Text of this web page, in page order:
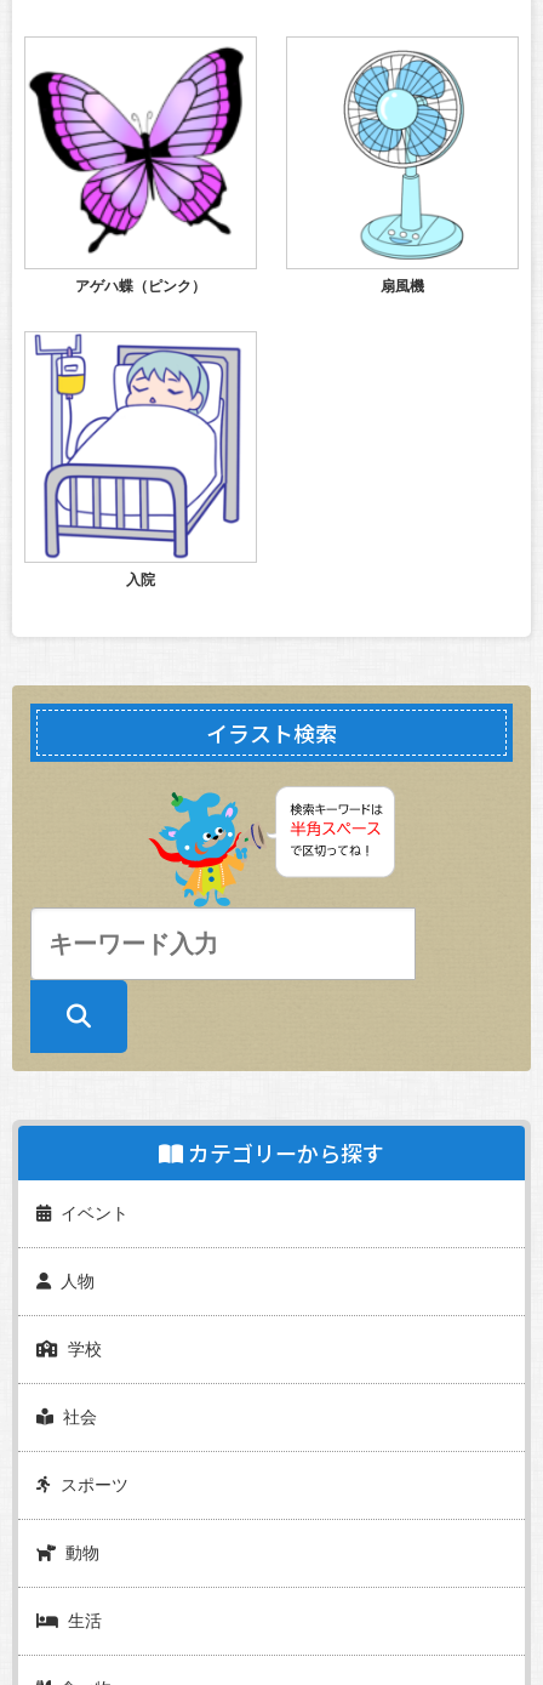
アゲハ蝶（ピンク） 扇風機
入院
イラスト検索
カテゴリーから探す
イベント
人物
学校
社会
スポーツ
動物
生活